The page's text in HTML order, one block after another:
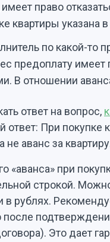
право
квартиры указана
по какой-то
предоплату
В отношении
ответ на вопрос,
ответ: При покупке
не аванс за
«аванса» при
строкой.
в рублях.
после
Это дает